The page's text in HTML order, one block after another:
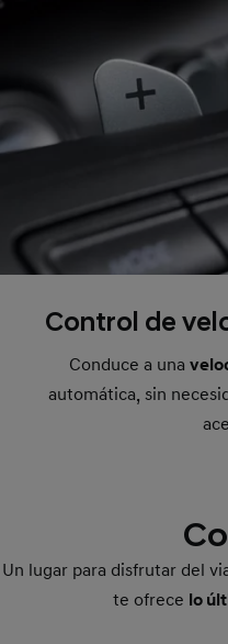
Control de
Conduce a una
automática, sin
Un lugar para disfrutar del
te ofrece lo